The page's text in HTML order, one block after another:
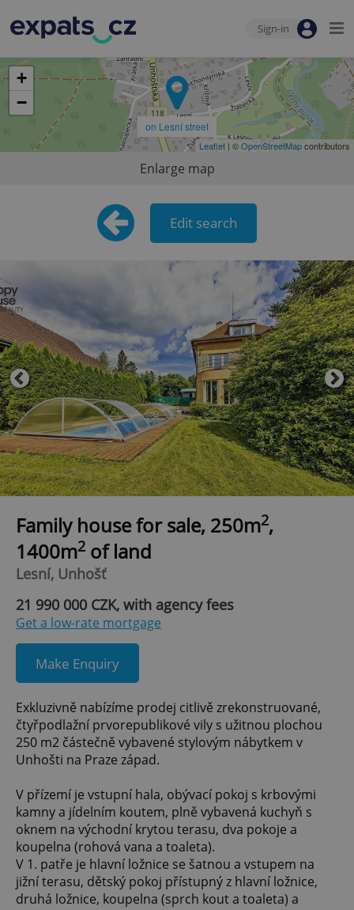
Sign-in
on Lesní street
+
−
Leaflet | ©OpenStreetMapcontributors
Enlarge map
Edit search
Family house for sale, 250m2,
1400m2 of land
Lesní, Unhošť
21 990 000 CZK, with agency fees
Get a low-rate mortgage
Make Enquiry
Exkluzivně nabízíme prodej citlivě zrekonstruované,
čtyřpodlažní prvorepublikové vily s užitnou plochou
250 m2 částečně vybavené stylovým nábytkem v
Unhošti na Praze západ.
V přízemí je vstupní hala, obývací pokoj s krbovými
kamny a jídelním koutem, plně vybavená kuchyň s
oknem na východní krytou terasu, dva pokoje a
koupelna (rohová vana a toaleta).
V 1. patře je hlavní ložnice se šatnou a vstupem na
jižní terasu, dětský pokoj přístupný z hlavní ložnice,
druhá ložnice, koupelna (sprch kout a toaleta) a